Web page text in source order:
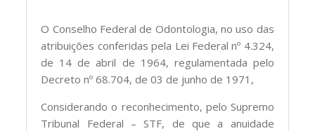
O Conselho Federal de Odontologia, no uso das
atribuições conferidas pela Lei Federal nº 4.324,
de 14 de abril de 1964, regulamentada pelo
Decreto nº 68.704, de 03 de junho de 1971,
Considerando o reconhecimento, pelo Supremo
Tribunal Federal – STF, de que a anuidade